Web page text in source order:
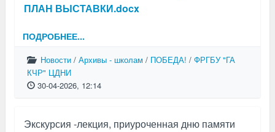
ПЛАН ВЫСТАВКИ.docx
ПОДРОБНЕЕ...
Новости/ Архивы - школам / ПОБЕДА! / ФРГБУ "ГА
КЧР" ЦДНИ
30-04-2026, 12:14
Экскурсия -лекция, приуроченная дню памяти